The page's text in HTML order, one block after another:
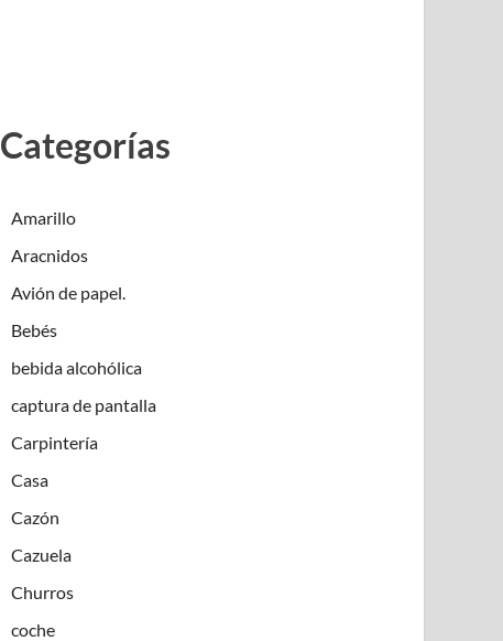
Categorías
Amarillo
Aracnidos
Avión de papel.
Bebés
bebida alcohólica
captura de pantalla
Carpintería
Casa
Cazón
Cazuela
Churros
coche